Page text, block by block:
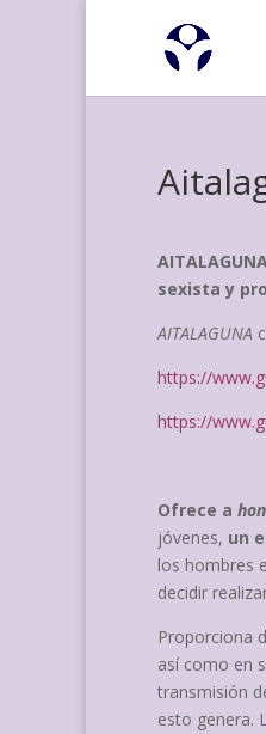
sexista y
AITALAGUNA
https://
https://
Ofrece a
jóvenes, un
los hombres
decidir
Proporciona
así como en
transmisión
esto genera.